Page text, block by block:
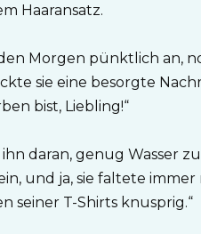
Haaransatz.
Morgen pünktlich an,
sie eine besorgte
bist, Liebling!“
daran, genug Wasser
und ja, sie faltete immer
seiner T-Shirts knusprig.“